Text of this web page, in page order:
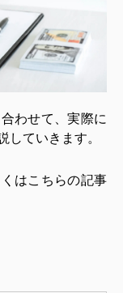
わせて、実際に
していきます。
はこちらの記事